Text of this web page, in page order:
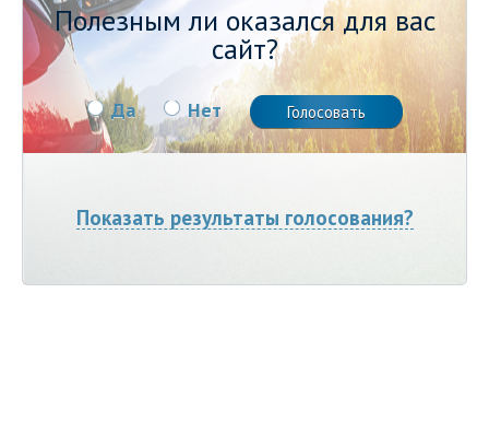
Полезным ли оказался для вас
сайт?
Да Нет
Показать результаты голосования?